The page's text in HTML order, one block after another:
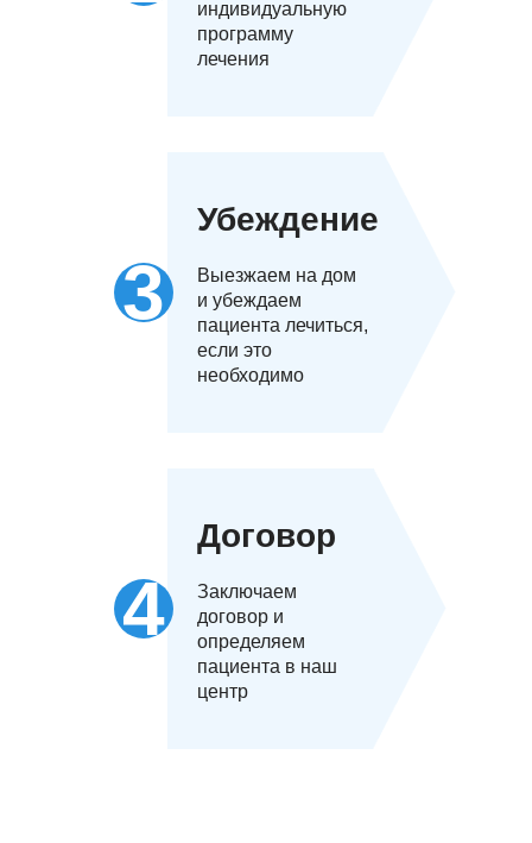
индивидуальную
программу
лечения
Убеждение
Выезжаем на дом
и убеждаем
пациента лечиться,
если это
необходимо
Договор
Заключаем
договор и
определяем
пациента в наш
центр